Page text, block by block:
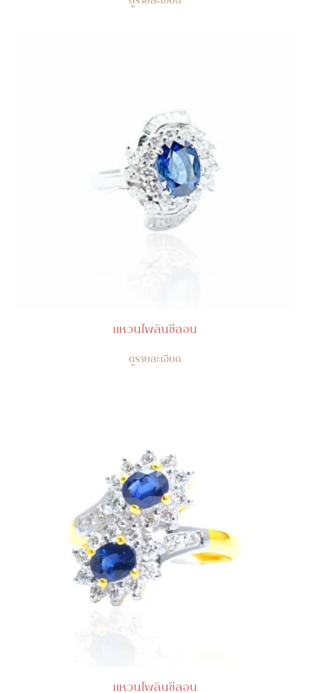
แหวนไพลินซีลอน
ดูรายละเอียด
แหวนไพลินซีลอน